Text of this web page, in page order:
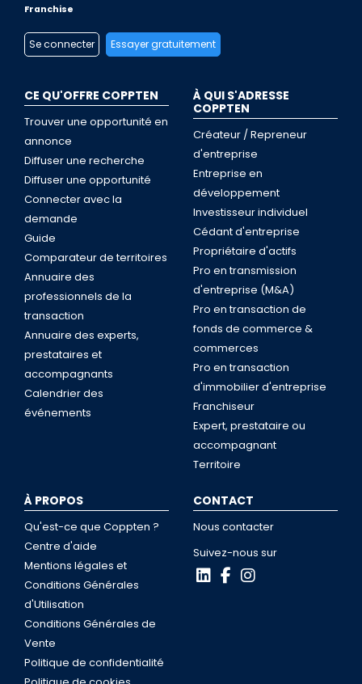
Franchise
Se connecter Essayer gratuitement
CE QU'OFFRE COPPTEN
Trouver une opportunité en
annonce
Diffuser une recherche
Diffuser une opportunité
Connecter avec la
demande
Guide
Comparateur de territoires
Annuaire des
professionnels de la
transaction
Annuaire des experts,
prestataires et
accompagnants
Calendrier des
événements
À QUI S'ADRESSE
COPPTEN
Créateur / Repreneur
d'entreprise
Entreprise en
développement
Investisseur individuel
Cédant d'entreprise
Propriétaire d'actifs
Pro en transmission
d'entreprise (M&A)
Pro en transaction de
fonds de commerce &
commerces
Pro en transaction
d'immobilier d'entreprise
Franchiseur
Expert, prestataire ou
accompagnant
Territoire
À PROPOS
Qu'est-ce que Coppten ?
Centre d'aide
Mentions légales et
Conditions Générales
d'Utilisation
Conditions Générales de
Vente
Politique de confidentialité
CONTACT
Nous contacter
Suivez-nous sur